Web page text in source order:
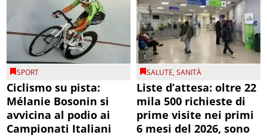
SPORT
Ciclismo su pista:
Mélanie Bosonin si
avvicina al podio ai
Campionati Italiani
SALUTE,SANITÀ
Liste d’attesa: oltre 22
mila 500 richieste di
prime visite nei primi
6 mesi del 2026, sono